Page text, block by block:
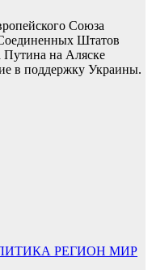
Союза
Штатов
на Аляске
в поддержку Украины.
РЕГИОН МИР